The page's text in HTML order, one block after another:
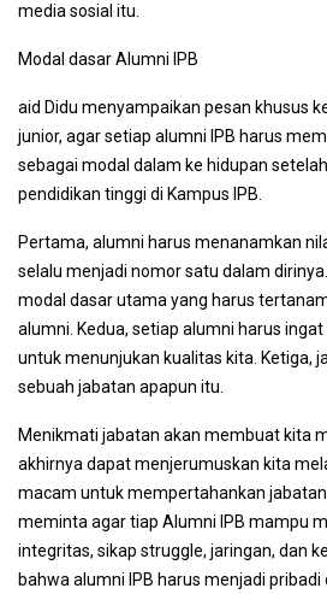
media sosial itu.
Modal dasar Alumni IPB
aid Didu menyampaikan pesan khusus
junior, agar setiap alumni IPB harus
sebagai modal dalam ke hidupan
pendidikan tinggi di Kampus IPB.
Pertama, alumni harus menanamkan
selalu menjadi nomor satu dalam
modal dasar utama yang harus
alumni. Kedua, setiap alumni harus
untuk menunjukan kualitas kita. Ketiga,
sebuah jabatan apapun itu.
Menikmati jabatan akan membuat kita
akhirnya dapat menjerumuskan kita
macam untuk mempertahankan jabatan
meminta agar tiap Alumni IPB mampu
integritas, sikap struggle, jaringan, dan
bahwa alumni IPB harus menjadi